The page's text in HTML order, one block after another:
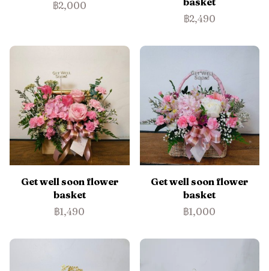
฿2,000
฿2,490
Get well soon flower
basket
฿1,490
Get well soon flower
basket
฿1,000